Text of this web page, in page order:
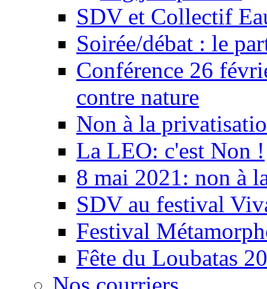
SDV et Collectif
Soirée/débat : le
Conférence 26
contre nature
Non à la
La LEO: c'est Non !
8 mai 2021: non à
SDV au festival
Festival
Fête du Loubatas